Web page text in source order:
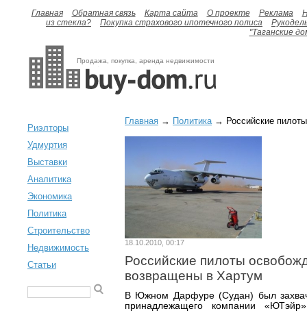
Главная Обратная связь Карта сайта О проекте Реклама
из стекла?
Покупка страхового ипотечного полиса
"Таганские
Продажа, покупка, аренда недвижимости
Риэлторы
Удмуртия
Выставки
Аналитика
Экономика
Политика
Строительство
Недвижимость
Статьи
Главная → Политика→ Российские
18.10.2010, 00:17
Российские пилоты
возвращены в Хартум
В Южном Дарфуре (Судан) был
принадлежащего компании